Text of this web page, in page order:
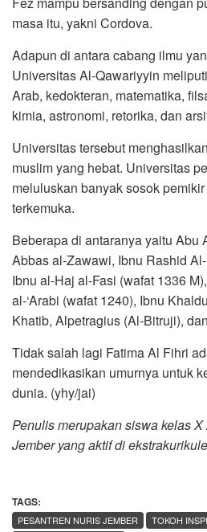
masa itu, yakni Cordova.
Adapun di antara cabang ilmu
Universitas Al-Qawariyyin
Arab, kedokteran, matematika,
kimia, astronomi, retorika, dan
Universitas tersebut
muslim yang hebat. Universitas
meluluskan banyak sosok
terkemuka.
Beberapa di antaranya yaitu Abu
Abbas al-Zawawi, Ibnu Rashid
Ibnu al-Haj al-Fasi (wafat 1336
al-‘Arabi (wafat 1240), Ibnu
Khatib, Alpetragius (Al-Bitruji),
Tidak salah lagi Fatima Al Fihri
mendedikasikan umurnya untuk
dunia. (yhy/jai)
Penulis merupakan siswa kelas
Jember yang aktif di
TAGS:
PESANTREN NURIS JEMBER TOKOH